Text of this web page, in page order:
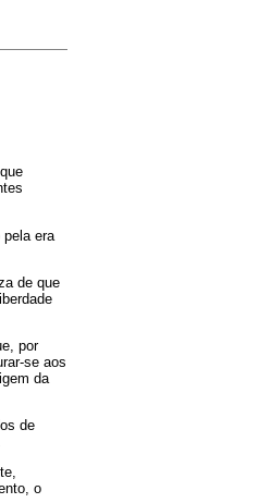
era
de que
por
se aos
da
de
o